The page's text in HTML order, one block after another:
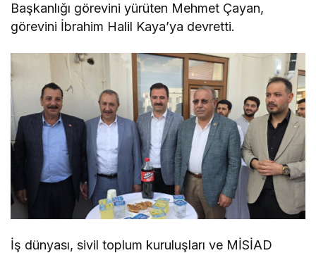
Başkanlığı görevini yürüten Mehmet Çayan,
görevini İbrahim Halil Kaya’ya devretti.
İş dünyası, sivil toplum kuruluşları ve MİSİAD